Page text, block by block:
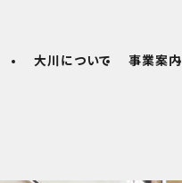
大川について 事業案内